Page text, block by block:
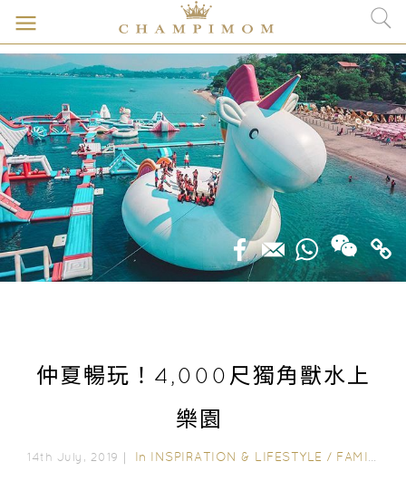
仲夏暢玩！4,000尺獨角獸水上
樂園
14th July, 2019｜ In INSPIRATION & LIFESTYLE / FAMILY FUN